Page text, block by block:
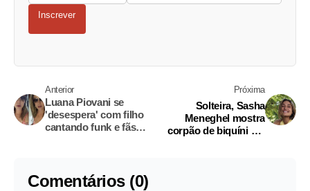
Inscrever
Anterior
Luana Piovani se
'desespera' com filho
cantando funk e fãs
Próxima
Solteira, Sasha
Meneghel mostra
corpão de biquíni em
Comentários (0)